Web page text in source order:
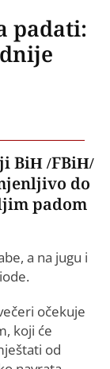
padati:
BiH /FBiH/
do
padom
a na jugu i
očekuje
koji će
od